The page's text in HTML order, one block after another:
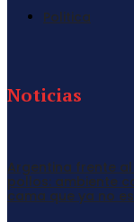
Politica
Noticias
Argentina frente
pollos: ambiente
cama que ya no